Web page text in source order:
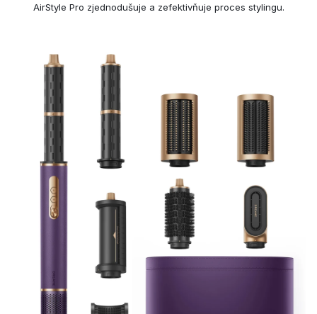
AirStyle Pro zjednodušuje a zefektivňuje proces stylingu.